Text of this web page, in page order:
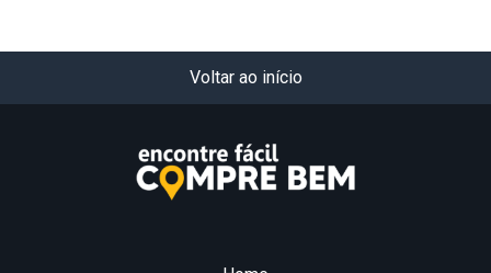
Voltar ao início